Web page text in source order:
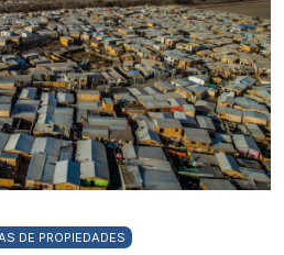
DE PROPIEDADES